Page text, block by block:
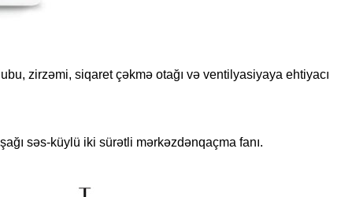
zirzəmi, siqaret çəkmə otağı və ventilyasiyaya ehtiyacı
səs-küylü iki sürətli mərkəzdənqaçma fanı.